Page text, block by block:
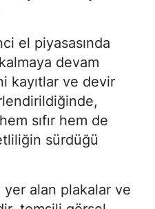
el piyasasında
devam
kayıtlar ve devir
sıfır hem de
sürdüğü
alan plakalar ve